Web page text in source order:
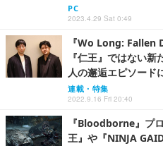
PC
2023.4.29 Sat 0:49
『Wo Long: Fallen
『仁王』ではない
人の邂逅エピソード
連載・特集
2022.9.16 Fri 20:40
『Bloodborne』プ
王』や『NINJA